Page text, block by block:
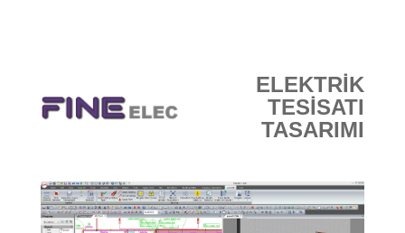
ELEKTRİK
TESİSATI
TASARIMI